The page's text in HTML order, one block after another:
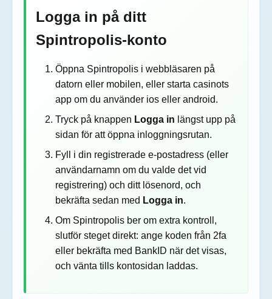
Logga in på ditt
Spintropolis-konto
Öppna Spintropolis i webbläsaren på
datorn eller mobilen, eller starta casinots
app om du använder ios eller android.
Tryck på knappen Logga in längst upp på
sidan för att öppna inloggningsrutan.
Fyll i din registrerade e-postadress (eller
användarnamn om du valde det vid
registrering) och ditt lösenord, och
bekräfta sedan med Logga in.
Om Spintropolis ber om extra kontroll,
slutför steget direkt: ange koden från 2fa
eller bekräfta med BankID när det visas,
och vänta tills kontosidan laddas.